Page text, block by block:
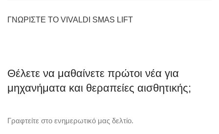
ΓΝΩΡΙΣΤΕ ΤΟ VIVALDI SMAS LIFT
Θέλετε να μαθαίνετε πρώτοι νέα για
μηχανήματα και θεραπείες αισθητικής;
Γραφτείτε στο ενημερωτικό μας δελτίο.